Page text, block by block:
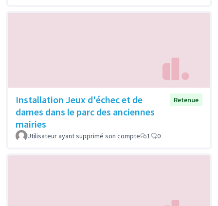
Installation Jeux d'échec et de
dames dans le parc des anciennes
mairies
Retenue
Utilisateur ayant supprimé son compte 1 0